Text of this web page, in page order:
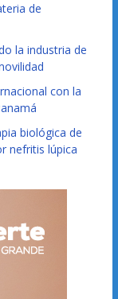
de
la industria de
con la
biológica de
nefritis lúpica